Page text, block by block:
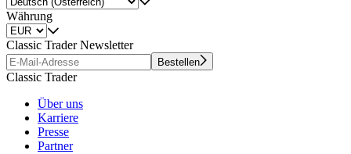
Währung
Classic Trader Newsletter
Bestellen
Classic Trader
Über uns
Karriere
Presse
Partner